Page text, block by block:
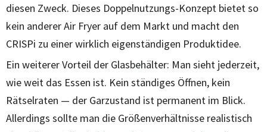
diesen Zweck. Dieses Doppelnutzungs-Konzept bietet so
kein anderer Air Fryer auf dem Markt und macht den
CRISPi zu einer wirklich eigenständigen Produktidee.
Ein weiterer Vorteil der Glasbehälter: Man sieht jederzeit,
wie weit das Essen ist. Kein ständiges Öffnen, kein
Rätselraten — der Garzustand ist permanent im Blick.
Allerdings sollte man die Größenverhältnisse realistisch